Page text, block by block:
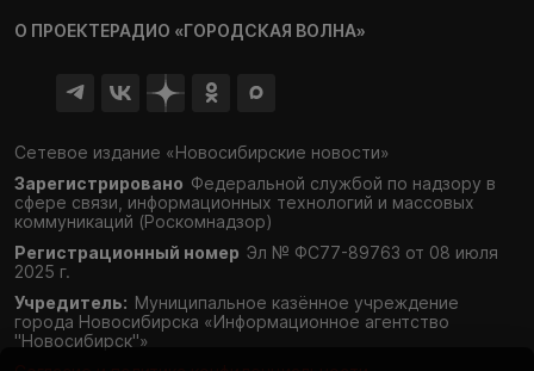
О ПРОЕКТЕРАДИО «ГОРОДСКАЯ ВОЛНА»
Сетевое издание «Новосибирские новости»
Зарегистрировано Федеральной службой по надзору в
сфере связи, информационных технологий и массовых
коммуникаций (Роскомнадзор)
Регистрационный номер Эл № ФС77-89763 от 08 июля
2025 г.
Учредитель: Муниципальное казённое учреждение
города Новосибирска «Информационное агентство
"Новосибирск"»